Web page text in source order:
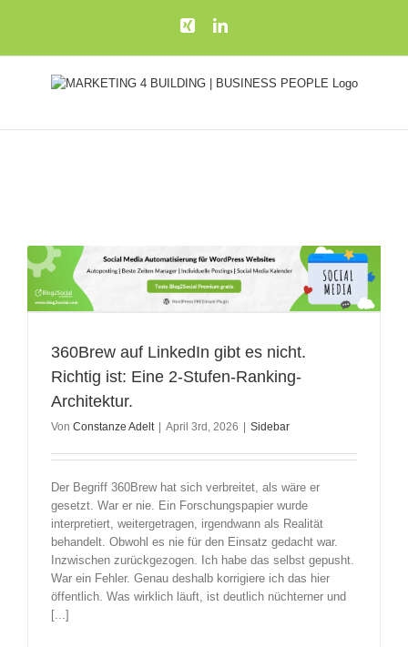
Xing LinkedIn
360Brew auf LinkedIn gibt es nicht.
Richtig ist: Eine 2-Stufen-Ranking-
Architektur.
Von Constanze Adelt | April 3rd, 2026 | Sidebar
Der Begriff 360Brew hat sich verbreitet, als wäre er
gesetzt. War er nie. Ein Forschungspapier wurde
interpretiert, weitergetragen, irgendwann als Realität
behandelt. Obwohl es nie für den Einsatz gedacht war.
Inzwischen zurückgezogen. Ich habe das selbst gepusht.
War ein Fehler. Genau deshalb korrigiere ich das hier
öffentlich. Was wirklich läuft, ist deutlich nüchterner und
[...]